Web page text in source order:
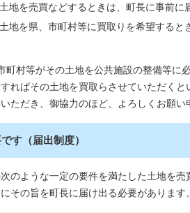
地を売買などするときは、町長に事前に
地を県、市町村等に買取りを希望すると
町村等がその土地を公共施設の整備等に
ればその土地を買取らさせていただくと
ただき、御協力のほど、よろしくお願い
す（届出制度）
のような一定の要件を満たした土地を売
その旨を町長に届け出る必要があります。